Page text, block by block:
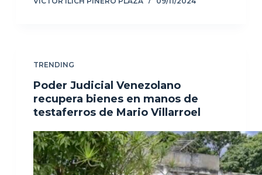
TRENDING
Poder Judicial Venezolano
recupera bienes en manos de
testaferros de Mario Villarroel